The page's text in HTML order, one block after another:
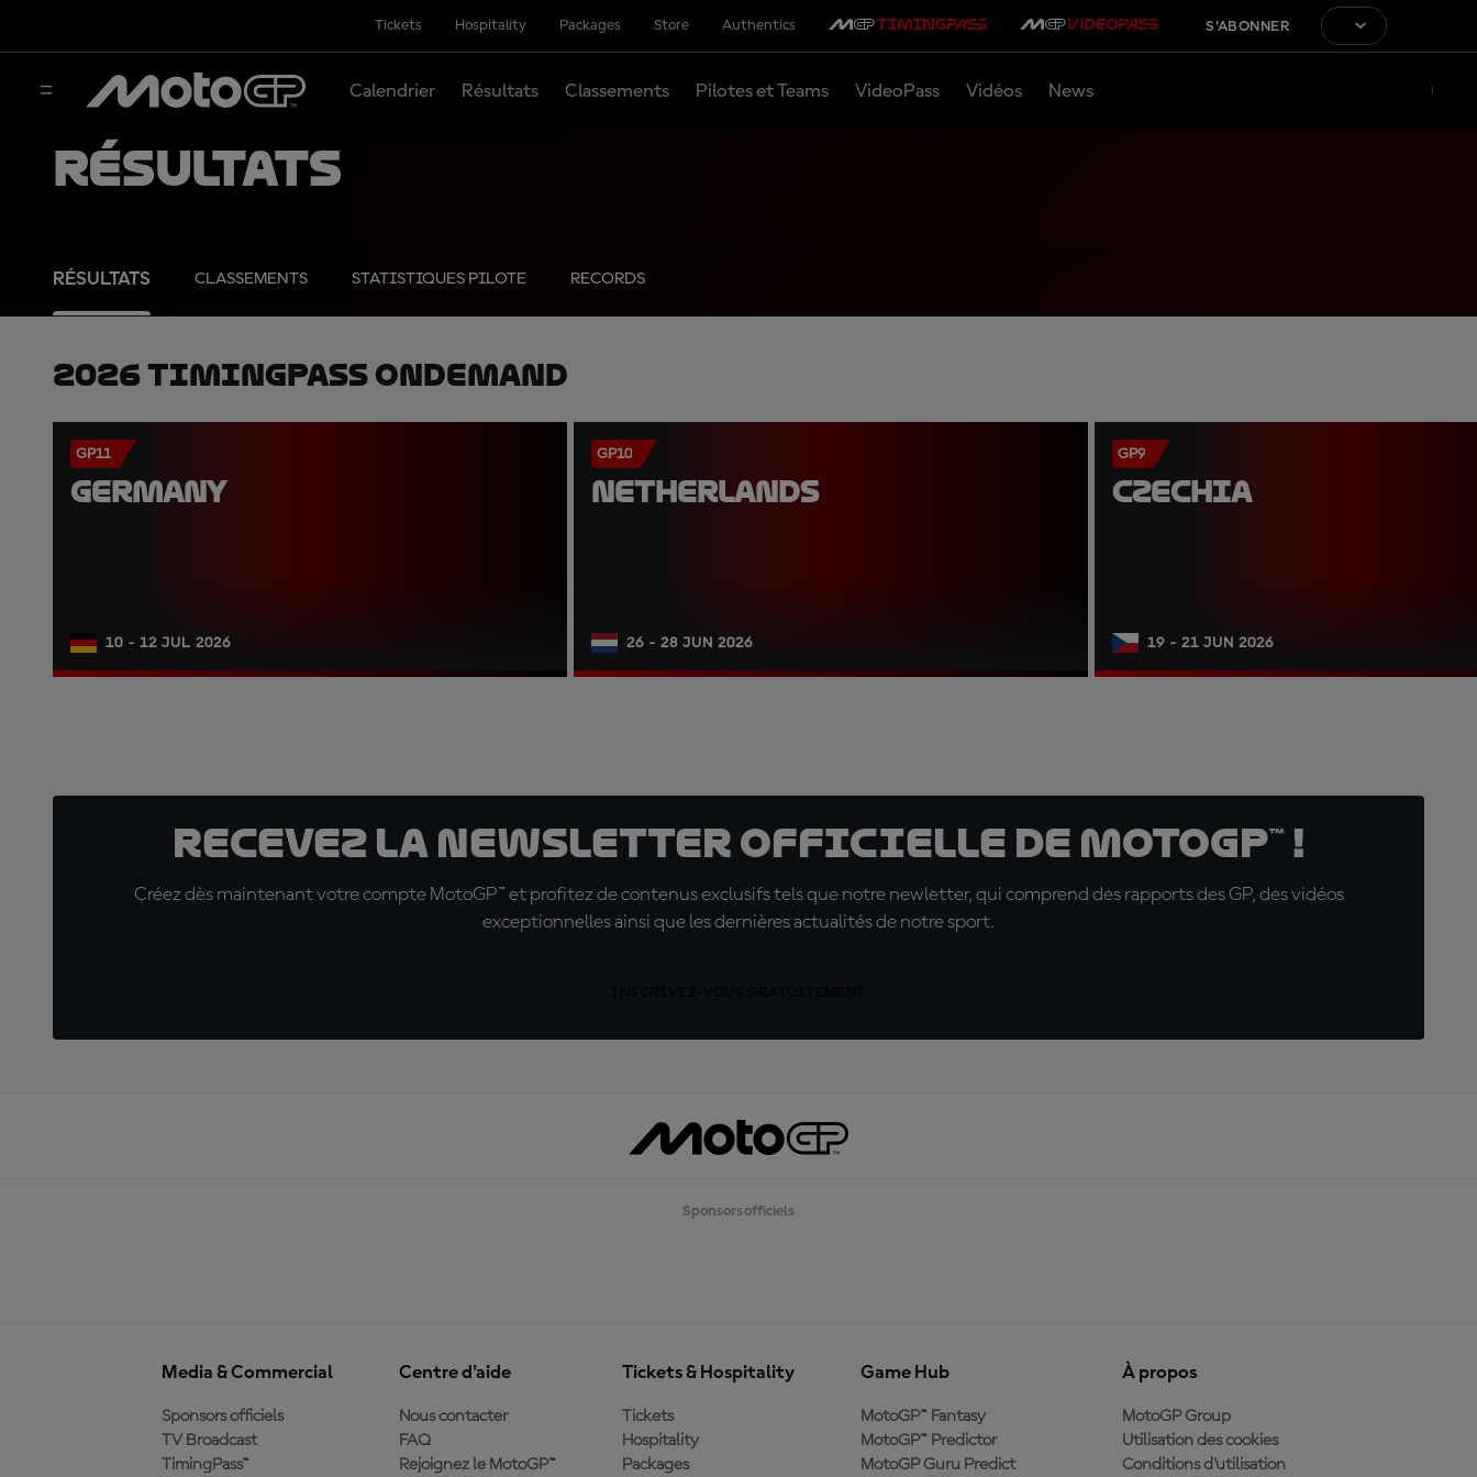
Tickets Hospitality Packages Store Authentics S'ABONNER
Calendrier Résultats Classements Pilotes et Teams VideoPass Vidéos News
Résultats
RÉSULTATS CLASSEMENTS STATISTIQUES PILOTE RECORDS
2026 TimingPass OnDemand
GP11
GERMANY
10 - 12 JUL 2026
GP10
NETHERLANDS
26 - 28 JUN 2026
GP9
CZECHIA
19 - 21 JUN 2026
Recevez la Newsletter officielle de MotoGP™ !
Créez dès maintenant votre compte MotoGP™ et profitez de contenus exclusifs tels que notre newletter, qui comprend des rapports des GP, des vidéos
exceptionnelles ainsi que les dernières actualités de notre sport.
Sponsors officiels
Media & Commercial
Sponsors officiels
TV Broadcast
TimingPass™
Centre d'aide
Nous contacter
FAQ
Rejoignez le MotoGP™
Tickets & Hospitality
Tickets
Hospitality
Packages
Game Hub
MotoGP™ Fantasy
MotoGP™ Predictor
MotoGP Guru Predict
À propos
MotoGP Group
Utilisation des cookies
Conditions d'utilisation